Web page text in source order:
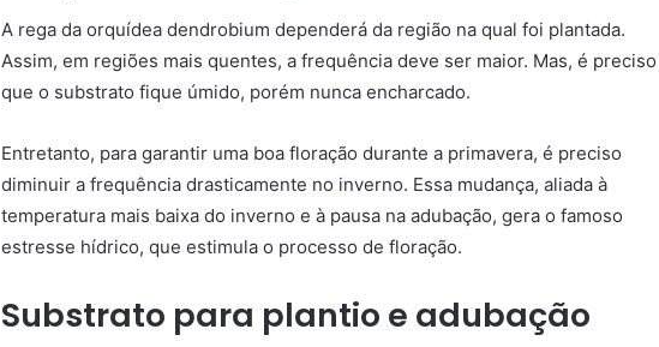
A rega da orquídea dendrobium dependerá da região na qual foi plantada.
Assim, em regiões mais quentes, a frequência deve ser maior. Mas, é preciso
que o substrato fique úmido, porém nunca encharcado.
Entretanto, para garantir uma boa floração durante a primavera, é preciso
diminuir a frequência drasticamente no inverno. Essa mudança, aliada à
temperatura mais baixa do inverno e à pausa na adubação, gera o famoso
estresse hídrico, que estimula o processo de floração.
Substrato para plantio e adubação